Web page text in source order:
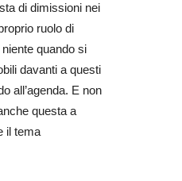
di dimissioni nei
ruolo di
quando si
davanti a questi
all’agenda. E non
questa a
il tema